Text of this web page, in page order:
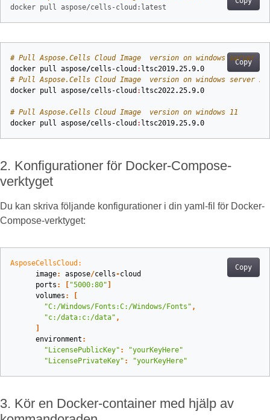
Copy
# Pull Aspose.Cells Cloud Image  version on windows server
docker pull aspose/cells-cloud : ltsc2019.25.9.0
# Pull Aspose.Cells Cloud Image  version on windows server
docker pull aspose/cells-cloud : ltsc2022.25.9.0
# Pull Aspose.Cells Cloud Image  version on windows 11
docker pull aspose/cells-cloud : ltsc2019.25.9.0
2. Konfigurationer för Docker-Compose-
verktyget
Du kan skriva följande konfigurationer i din yaml-fil för Docker-
Compose-verktyget:
Copy
AsposeCellsCloud:
image: aspose/cells-cloud
ports : "5000:80"
volumes :
"C:/Windows/Fonts:C:/Windows/Fonts" ,
"c:/data:c:/data" ,
environment :
"LicensePublicKey" :
"yourKeyHere"
"LicensePrivateKey" : "yourKeyHere"
3. Kör en Docker-container med hjälp av